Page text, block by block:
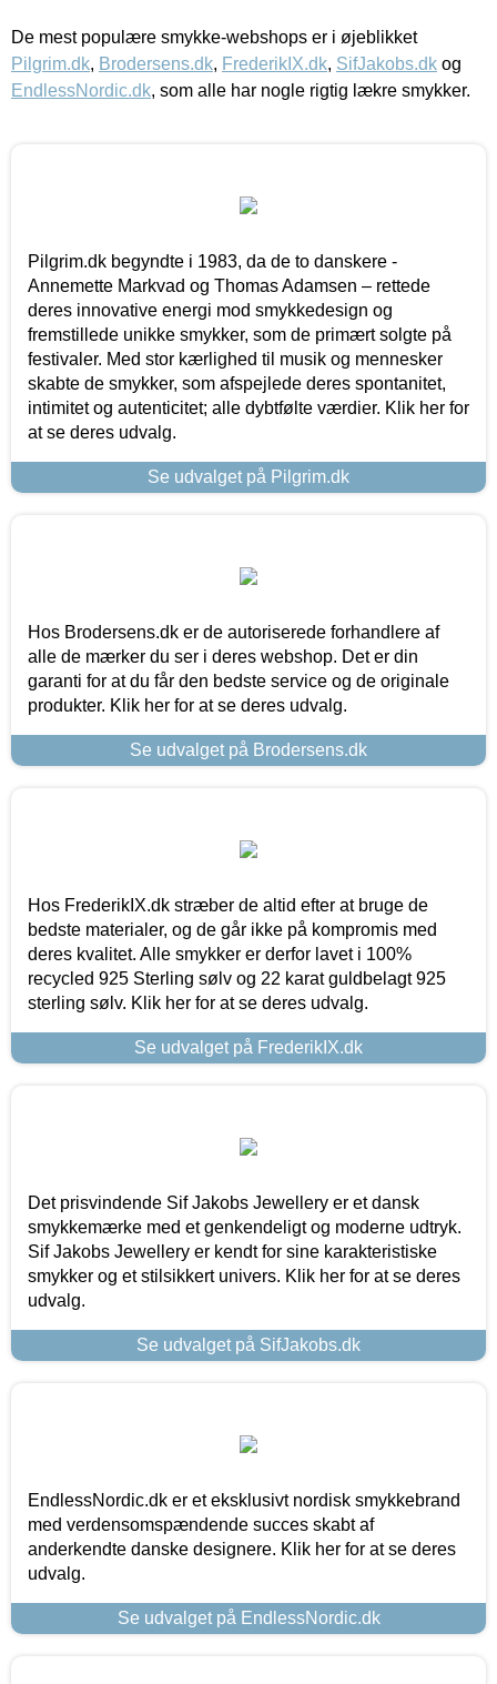
De mest populære smykke-webshops er i øjeblikket
Pilgrim.dk, Brodersens.dk, FrederikIX.dk, SifJakobs.dk og
EndlessNordic.dk, som alle har nogle rigtig lækre smykker.
Pilgrim.dk begyndte i 1983, da de to danskere -
Annemette Markvad og Thomas Adamsen – rettede
deres innovative energi mod smykkedesign og
fremstillede unikke smykker, som de primært solgte på
festivaler. Med stor kærlighed til musik og mennesker
skabte de smykker, som afspejlede deres spontanitet,
intimitet og autenticitet; alle dybtfølte værdier. Klik her for
at se deres udvalg.
Se udvalget på Pilgrim.dk
Hos Brodersens.dk er de autoriserede forhandlere af
alle de mærker du ser i deres webshop. Det er din
garanti for at du får den bedste service og de originale
produkter. Klik her for at se deres udvalg.
Se udvalget på Brodersens.dk
Hos FrederikIX.dk stræber de altid efter at bruge de
bedste materialer, og de går ikke på kompromis med
deres kvalitet. Alle smykker er derfor lavet i 100%
recycled 925 Sterling sølv og 22 karat guldbelagt 925
sterling sølv. Klik her for at se deres udvalg.
Se udvalget på FrederikIX.dk
Det prisvindende Sif Jakobs Jewellery er et dansk
smykkemærke med et genkendeligt og moderne udtryk.
Sif Jakobs Jewellery er kendt for sine karakteristiske
smykker og et stilsikkert univers. Klik her for at se deres
udvalg.
Se udvalget på SifJakobs.dk
EndlessNordic.dk er et eksklusivt nordisk smykkebrand
med verdensomspændende succes skabt af
anderkendte danske designere. Klik her for at se deres
udvalg.
Se udvalget på EndlessNordic.dk